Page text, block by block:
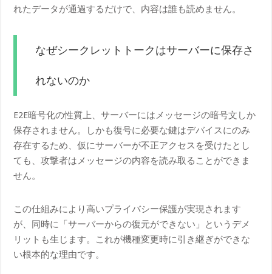
れたデータが通過するだけで、内容は誰も読めません。
なぜシークレットトークはサーバーに保存さ
れないのか
E2E暗号化の性質上、サーバーにはメッセージの暗号文しか
保存されません。しかも復号に必要な鍵はデバイスにのみ
存在するため、仮にサーバーが不正アクセスを受けたとし
ても、攻撃者はメッセージの内容を読み取ることができま
せん。
この仕組みにより高いプライバシー保護が実現されます
が、同時に「サーバーからの復元ができない」というデメ
リットも生じます。これが機種変更時に引き継ぎができな
い根本的な理由です。